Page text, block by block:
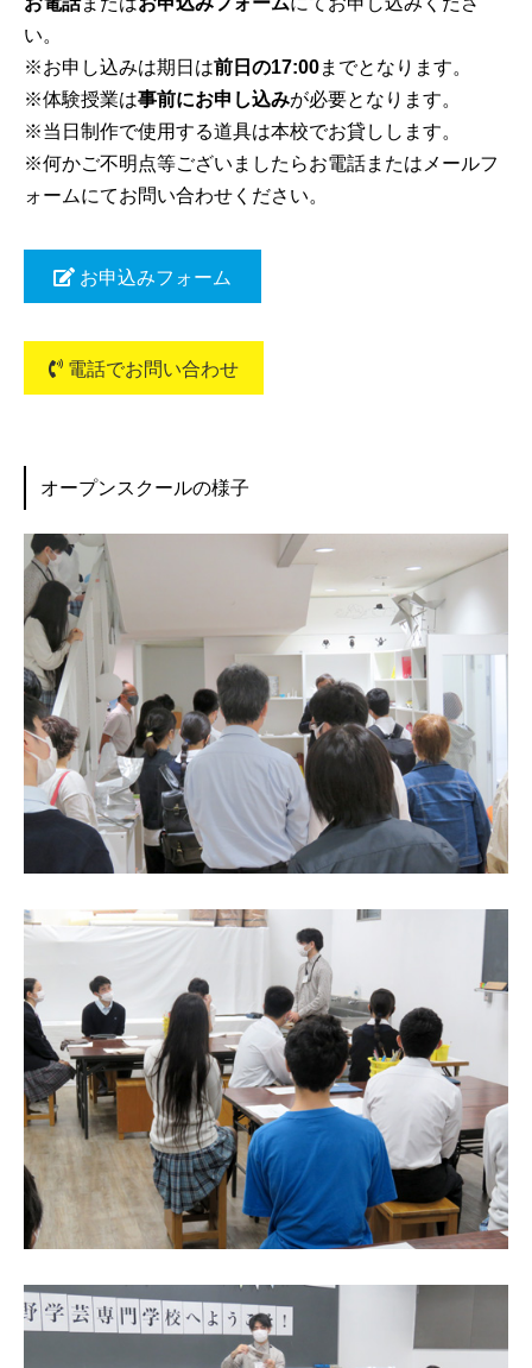
い。
※お申し込みは期日は前日の17:00までとなります。
※体験授業は事前にお申し込みが必要となります。
※当日制作で使用する道具は本校でお貸しします。
※何かご不明点等ございましたらお電話またはメールフ
ォームにてお問い合わせください。
お申込みフォーム
電話でお問い合わせ
オープンスクールの様子